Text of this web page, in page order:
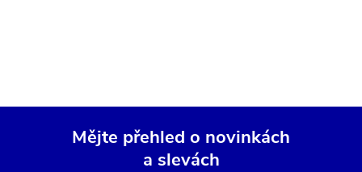
Mějte přehled o novinkách
a slevách